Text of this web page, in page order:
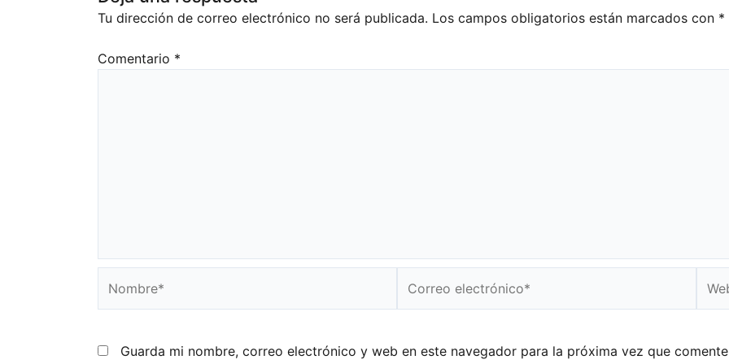
Tu dirección de correo electrónico no será publicada. Los campos obligatorios están marcados con *
Comentario *
electrónico*
Guarda mi nombre, correo electrónico y web en este navegador para la próxima vez que